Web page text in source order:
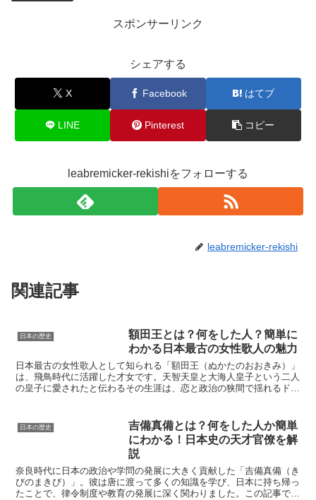
スポンサーリンク
シェアする
X Facebook はてブ
LINE Pinterest コピー
leabremicker-rekishiをフォローする
leabremicker-rekishi
関連記事
日本の歴史
額田王とは？何をした人？簡単に
わかる日本最古の女性歌人の魅力
日本最古の女性歌人として知られる「額田王（ぬかたのおおきみ）」
は、飛鳥時代に活躍した才女です。天智天皇と大海人皇子という二人
の皇子に愛されたと伝わるその生涯は、恋と政治の狭間で揺れるドラ
日本の歴史
吉備真備とは？何をした人か簡単
にわかる！日本史の天才官僚を解
説
奈良時代に日本の政治や学問の発展に大きく貢献した「吉備真備（き
びのまきび）」。彼は唐に渡って多くの知識を学び、日本に持ち帰っ
たことで、律令制度や教育の発展に深く関わりました。この記事で